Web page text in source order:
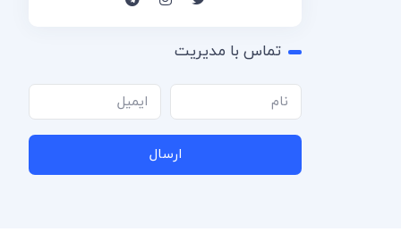
تماس با مدیریت
ارسال